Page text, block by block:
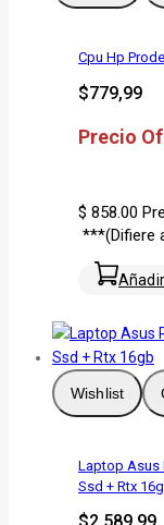
Cpu Hp
$779,99
Precio
$ 858.00
***(Difiere
Wishlist
Laptop Asus
Ssd + Rtx